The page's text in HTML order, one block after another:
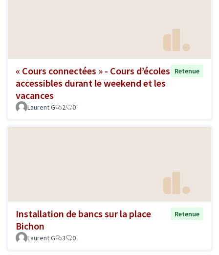
« Cours connectées » - Cours d’écoles
accessibles durant le weekend et les
vacances
Retenue
Laurent G 2 0
Installation de bancs sur la place
Bichon
Retenue
Laurent G 3 0